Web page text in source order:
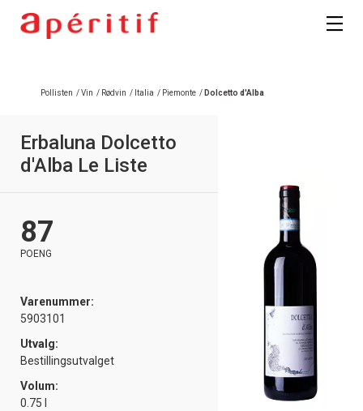
Pollisten /Vin / Rødvin / Italia / Piemonte / Dolcetto d'Alba
Erbaluna Dolcetto
d'Alba Le Liste
87
POENG
Varenummer:
5903101
Utvalg:
Bestillingsutvalget
Volum:
0.75 l